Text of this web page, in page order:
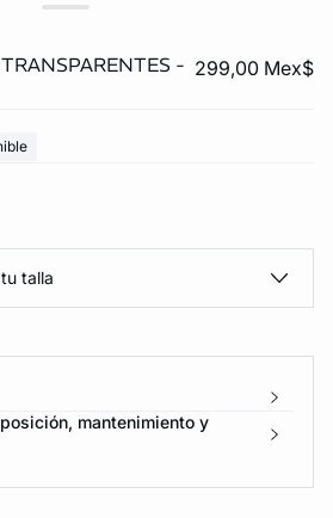
- 299,00 Mex$
talla
mantenimiento y